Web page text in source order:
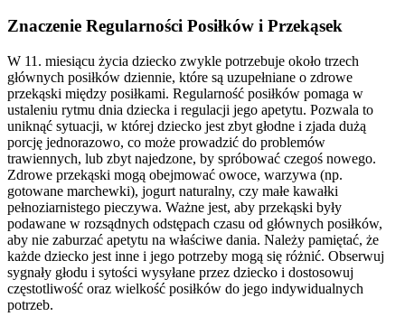
Znaczenie Regularności Posiłków i Przekąsek
W 11. miesiącu życia dziecko zwykle potrzebuje około trzech
głównych posiłków dziennie, które są uzupełniane o zdrowe
przekąski między posiłkami. Regularność posiłków pomaga w
ustaleniu rytmu dnia dziecka i regulacji jego apetytu. Pozwala to
uniknąć sytuacji, w której dziecko jest zbyt głodne i zjada dużą
porcję jednorazowo, co może prowadzić do problemów
trawiennych, lub zbyt najedzone, by spróbować czegoś nowego.
Zdrowe przekąski mogą obejmować owoce, warzywa (np.
gotowane marchewki), jogurt naturalny, czy małe kawałki
pełnoziarnistego pieczywa. Ważne jest, aby przekąski były
podawane w rozsądnych odstępach czasu od głównych posiłków,
aby nie zaburzać apetytu na właściwe dania. Należy pamiętać, że
każde dziecko jest inne i jego potrzeby mogą się różnić. Obserwuj
sygnały głodu i sytości wysyłane przez dziecko i dostosowuj
częstotliwość oraz wielkość posiłków do jego indywidualnych
potrzeb.